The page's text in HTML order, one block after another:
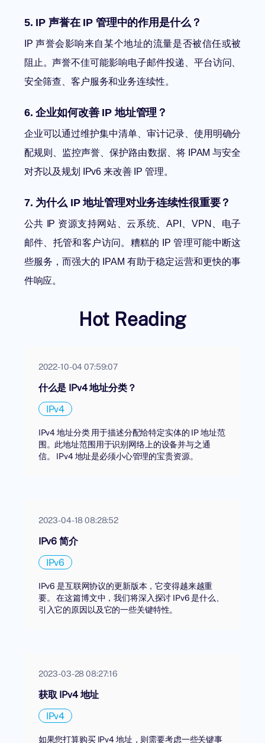
5. IP 声誉在 IP 管理中的作用是什么？
IP 声誉会影响来自某个地址的流量是否被信任或被
阻止。声誉不佳可能影响电子邮件投递、平台访问、
安全筛查、客户服务和业务连续性。
6. 企业如何改善 IP 地址管理？
企业可以通过维护集中清单、审计记录、使用明确分
配规则、监控声誉、保护路由数据、将 IPAM 与安全
对齐以及规划 IPv6 来改善 IP 管理。
7. 为什么 IP 地址管理对业务连续性很重要？
公共 IP 资源支持网站、云系统、API、VPN、电子
邮件、托管和客户访问。糟糕的 IP 管理可能中断这
些服务，而强大的 IPAM 有助于稳定运营和更快的事
件响应。
Hot Reading
2022-10-04 07:59:07
什么是 IPv4 地址分类？
IPv4
IPv4 地址分类 用于描述分配给特定实体的 IP 地址范
围。此地址范围用于识别网络上的设备并与之通
信。 IPv4 地址是必须小心管理的宝贵资源。
2023-04-18 08:28:52
IPv6 简介
IPv6
IPv6 是互联网协议的更新版本，它变得越来越重
要。 在这篇博文中，我们将深入探讨 IPv6 是什么、
引入它的原因以及它的一些关键特性。
2023-03-28 08:27:16
获取 IPv4 地址
IPv4
如果您打算购买 IPv4 地址，则需要考虑一些关键事